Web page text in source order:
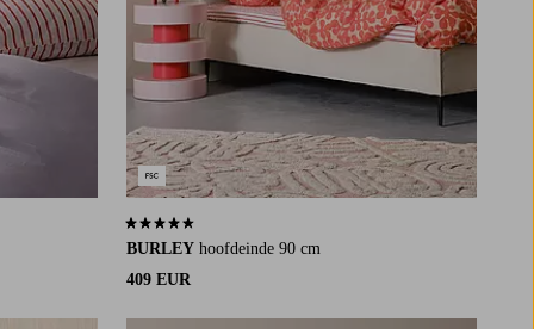
BURLEY hoofdeinde 90 cm
409 EUR
4,3 op basis van 3 beoordelingen